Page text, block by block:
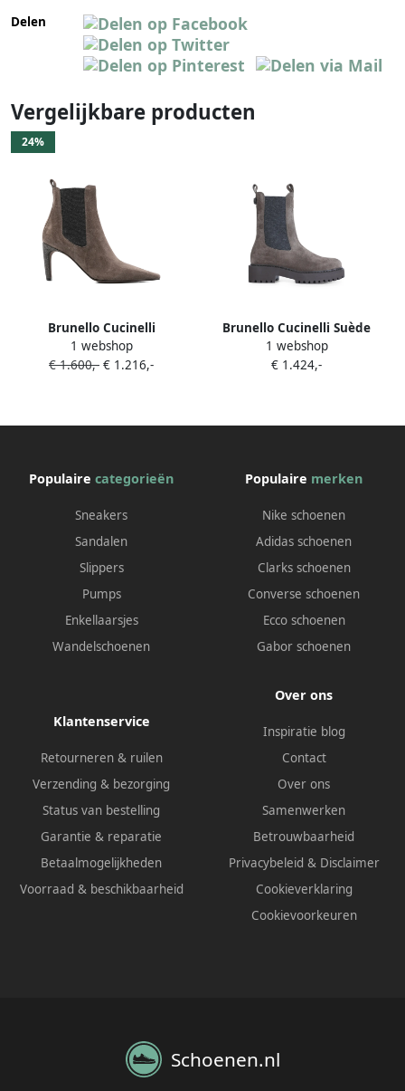
Delen
Vergelijkbare producten
24%
Brunello Cucinelli
Enkellaarzen verfraaid met
kristallen Bruin
1 webshop
€ 1.600,- € 1.216,-
Brunello Cucinelli Suède
enkellaarzen Grijs
1 webshop
€ 1.424,-
Populaire categorieën
Sneakers
Sandalen
Slippers
Pumps
Enkellaarsjes
Wandelschoenen
Populaire merken
Nike schoenen
Adidas schoenen
Clarks schoenen
Converse schoenen
Ecco schoenen
Gabor schoenen
Klantenservice
Retourneren & ruilen
Verzending & bezorging
Status van bestelling
Garantie & reparatie
Betaalmogelijkheden
Voorraad & beschikbaarheid
Over ons
Inspiratie blog
Contact
Over ons
Samenwerken
Betrouwbaarheid
Privacybeleid & Disclaimer
Cookieverklaring
Cookievoorkeuren
Schoenen.nl